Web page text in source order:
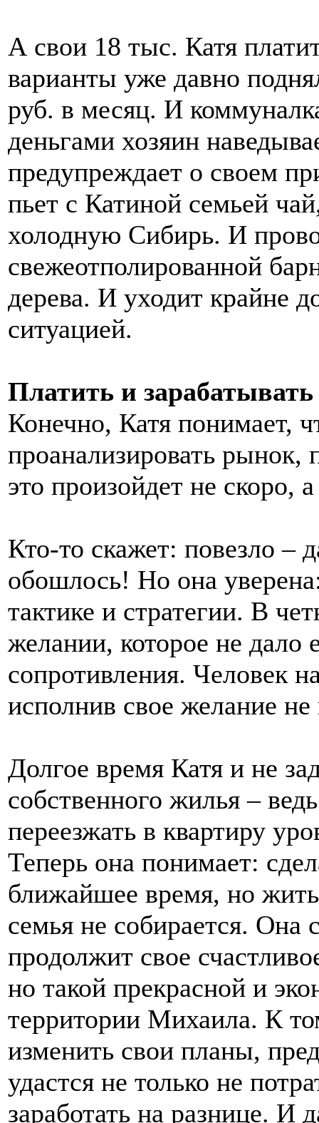
А свои 18 тыс. Катя
варианты уже давно
руб. в месяц. И
деньгами хозяин
предупреждает о своем
пьет с Катиной семьей
холодную Сибирь. И
свежеотполированной
дерева. И уходит крайне
ситуацией.
Платить и зарабатывать
Конечно, Катя понимает,
проанализировать рынок,
это произойдет не скоро,
Кто-то скажет: повезло –
обошлось! Но она
тактике и стратегии. В
желании, которое не
сопротивления. Человек
исполнив свое желание
Долгое время Катя и не
собственного жилья –
переезжать в квартиру
Теперь она понимает:
ближайшее время, но
семья не собирается. Она
продолжит свое
но такой прекрасной и
территории Михаила. К
изменить свои планы,
удастся не только не
заработать на разнице. И